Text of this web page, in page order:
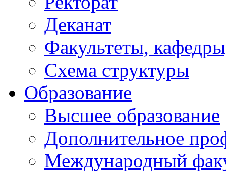
Деканат
Факультеты,
Схема структуры
Образование
Высшее образование
Дополнительное
Международный